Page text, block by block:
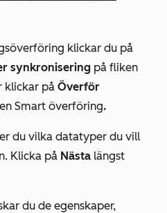
klickar du på
synkronisering på fliken
klickar på Överför
Smart överföring.
du vilka datatyper du vill
Klicka på Nästa längst
du de egenskaper,